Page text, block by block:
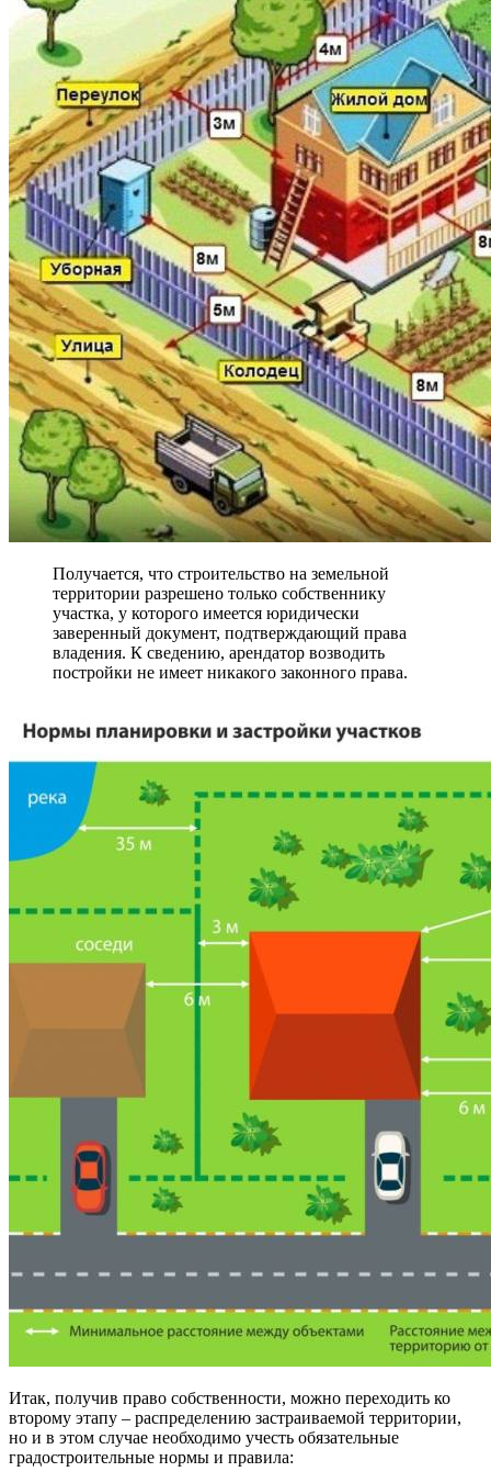
Получается, что строительство на земельной
территории разрешено только собственнику
участка, у которого имеется юридически
заверенный документ, подтверждающий права
владения. К сведению, арендатор возводить
постройки не имеет никакого законного права.
Итак, получив право собственности, можно переходить ко
второму этапу – распределению застраиваемой территории,
но и в этом случае необходимо учесть обязательные
градостроительные нормы и правила: